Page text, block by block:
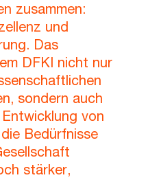
zusammen:
und
Das
DFKI nicht nur
sondern auch
von
Bedürfnisse
stärker,